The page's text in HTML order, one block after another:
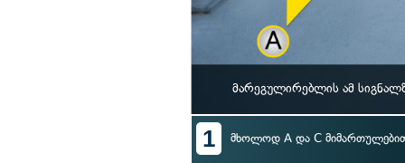
მარეგულირებლის ამ
1 მხოლოდ A და C